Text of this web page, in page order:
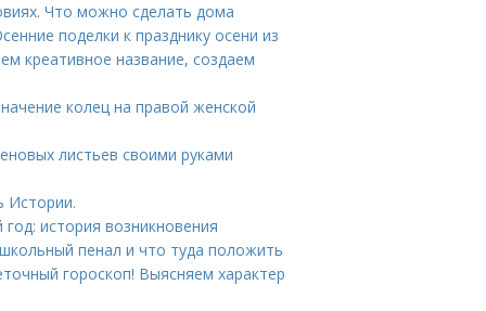
Что можно сделать дома
поделки к празднику осени из
креативное название, создаем
колец на правой женской
листьев своими руками
Истории.
история возникновения
пенал и что туда положить
гороскоп! Выясняем характер